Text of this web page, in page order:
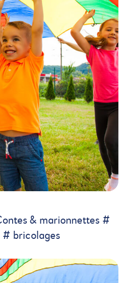
& marionnettes #
# bricolages